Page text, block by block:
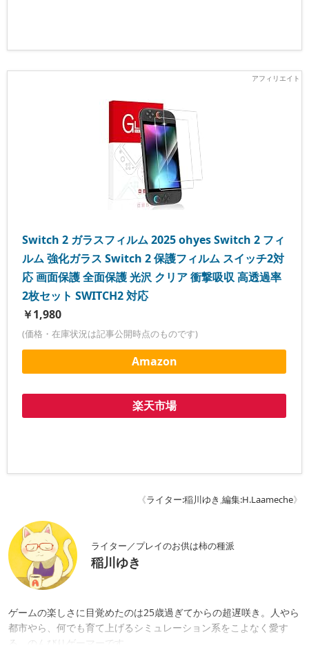
Switch 2 ガラスフィルム 2025 ohyes Switch 2 フィ
ルム 強化ガラス Switch 2 保護フィルム スイッチ2対
応 画面保護 全面保護 光沢 クリア 衝撃吸収 高透過率
2枚セット SWITCH2 対応
￥1,980
(価格・在庫状況は記事公開時点のものです)
Amazon
楽天市場
《ライター:稲川ゆき ,編集:H.Laameche》
ライター／プレイのお供は柿の種派
稲川ゆき
ゲームの楽しさに目覚めたのは25歳過ぎてからの超遅咲き。人やら
都市やら、何でも育て上げるシミュレーション系をこよなく愛す
る、のんびりゲーマーです。